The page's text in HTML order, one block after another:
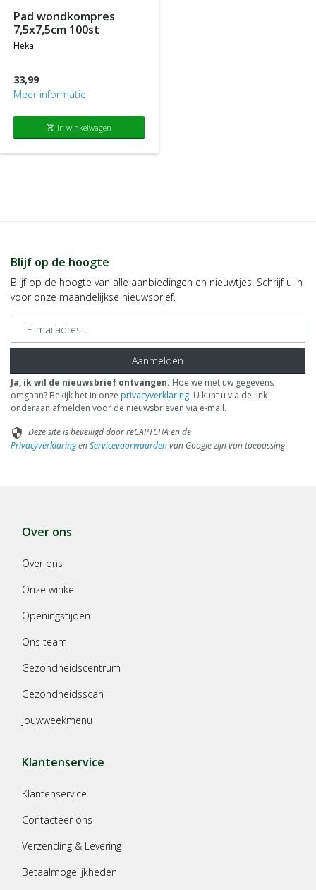
pad wondkompres
7,5x7,5cm 100st
heka
33,99
Meer informatie
shopping_cart In winkelwagen
Blijf op de hoogte
Blijf op de hoogte van alle aanbiedingen en nieuwtjes. Schrijf u in
voor onze maandelijkse nieuwsbrief.
E-mailadres
Aanmelden
Ja, ik wil de nieuwsbrief ontvangen. Hoe we met uw gegevens
omgaan? Bekijk het in onze privacyverklaring. U kunt u via de link
onderaan afmelden voor de nieuwsbrieven via e-mail.
security Deze site is beveiligd door reCAPTCHA en de
PrivacyverklaringenServicevoorwaardenvan Google zijn van toepassing
Over ons
Over ons
Onze winkel
Openingstijden
Ons team
Gezondheidscentrum
Gezondheidsscan
jouwweekmenu
Klantenservice
Klantenservice
Contacteer ons
Verzending & Levering
Betaalmogelijkheden